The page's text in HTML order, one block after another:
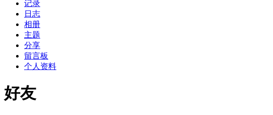
记录
日志
相册
主题
分享
留言板
个人资料
好友